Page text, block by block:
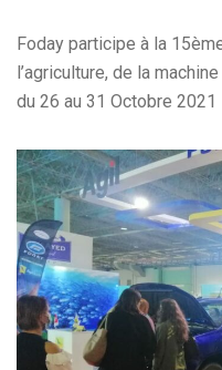
Foday participe à la
l’agriculture, de la
du 26 au 31 Octobre 2021